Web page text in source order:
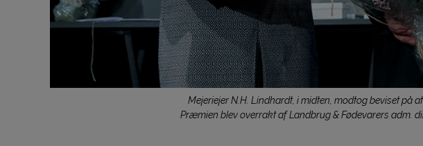
Mejeriejer N.H. Lindhardt, i midten, modtog beviset på
Præmien blev overrakt af Landbrug & Fødevarers adm.